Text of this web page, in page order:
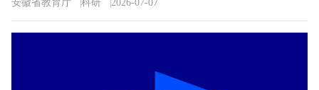
安徽省教育厅 科研 2026-07-07